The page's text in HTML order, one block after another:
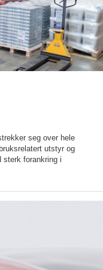
at man må være
Og vi kjører litt
på pris og mer
hit istedenfor til
med og prøve å
seg over hele
utstyr og
sterk forankring i